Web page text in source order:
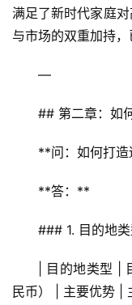
满足了新时代家庭
与市场的双重加持
—
## 第二章：如
**问：如何打
**答：**
### 1. 目的地类
| 目的地类型 |
民币） | 主要优势 |